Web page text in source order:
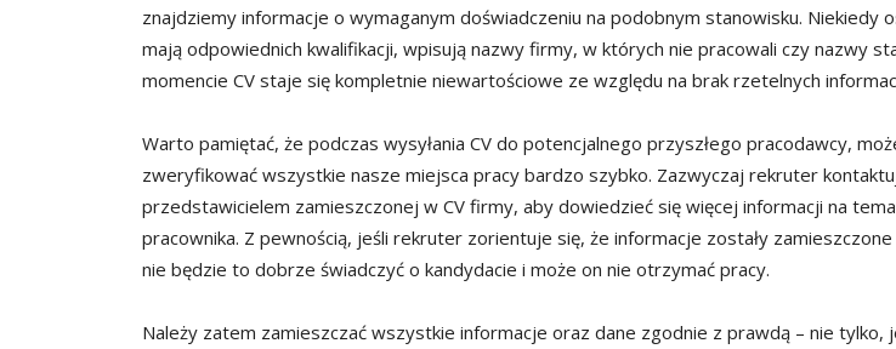
znajdziemy informacje o wymaganym doświadczeniu na podobnym stanowisku. Niekiedy
mają odpowiednich kwalifikacji, wpisują nazwy firmy, w których nie pracowali czy nazwy
momencie CV staje się kompletnie niewartościowe ze względu na brak rzetelnych
Warto pamiętać, że podczas wysyłania CV do potencjalnego przyszłego pracodawcy,
zweryfikować wszystkie nasze miejsca pracy bardzo szybko. Zazwyczaj rekruter
przedstawicielem zamieszczonej w CV firmy, aby dowiedzieć się więcej informacji na
pracownika. Z pewnością, jeśli rekruter zorientuje się, że informacje zostały
nie będzie to dobrze świadczyć o kandydacie i może on nie otrzymać pracy.
Należy zatem zamieszczać wszystkie informacje oraz dane zgodnie z prawdą – nie tylko,